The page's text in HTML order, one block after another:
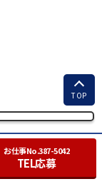
お仕事No.387-5042
TEL応募
TOP